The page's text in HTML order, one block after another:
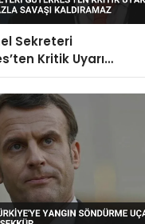
Sekreteri
Kritik Uyarı
Fazla Savaşı